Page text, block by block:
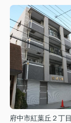
府中市紅葉丘２丁目